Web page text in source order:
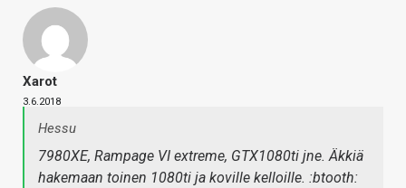
Xarot
3.6.2018
Hessu
7980XE, Rampage VI extreme, GTX1080ti jne. Äkkiä
hakemaan toinen 1080ti ja koville kelloille. :btooth: